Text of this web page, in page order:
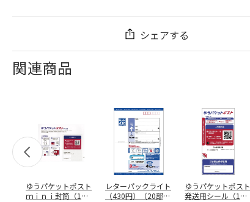
シェアする
関連商品
ゆうパケットポスト
ｍｉｎｉ封筒（1個
レターパックライト
（430円）（20部セ
ゆうパケットポスト
発送用シール（1個